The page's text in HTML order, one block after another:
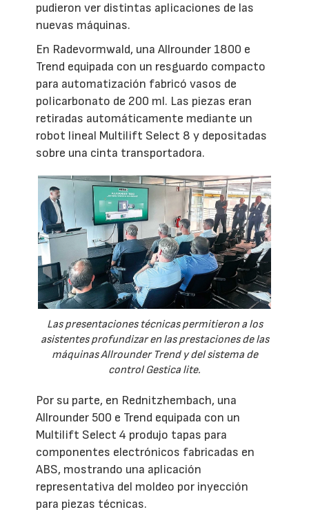
pudieron ver distintas aplicaciones de las
nuevas máquinas.
En Radevormwald, una Allrounder 1800 e
Trend equipada con un resguardo compacto
para automatización fabricó vasos de
policarbonato de 200 ml. Las piezas eran
retiradas automáticamente mediante un
robot lineal Multilift Select 8 y depositadas
sobre una cinta transportadora.
Las presentaciones técnicas permitieron a los
asistentes profundizar en las prestaciones de las
máquinas Allrounder Trend y del sistema de
control Gestica lite.
Por su parte, en Rednitzhembach, una
Allrounder 500 e Trend equipada con un
Multilift Select 4 produjo tapas para
componentes electrónicos fabricadas en
ABS, mostrando una aplicación
representativa del moldeo por inyección
para piezas técnicas.